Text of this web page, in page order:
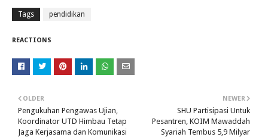
Tags pendidikan
REACTIONS
NEWER
SHU Partisipasi Untuk
Pesantren, KOIM Mawaddah
Syariah Tembus 5,9 Milyar
OLDER
Pengukuhan Pengawas Ujian,
Koordinator UTD Himbau Tetap
Jaga Kerjasama dan Komunikasi